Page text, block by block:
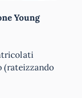
Young
(rateizzando